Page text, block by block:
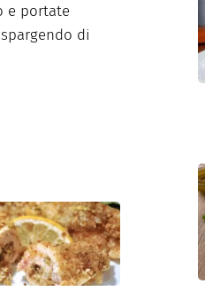
e portate
di